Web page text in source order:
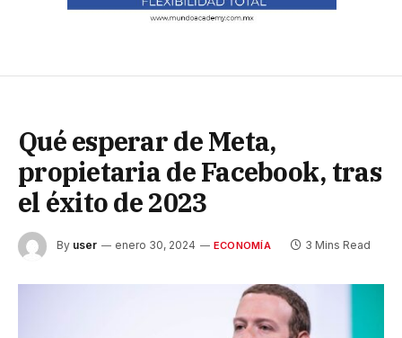
Qué esperar de Meta,
propietaria de Facebook, tras
el éxito de 2023
By user enero 30, 2024 ECONOMÍA 3 Mins Read